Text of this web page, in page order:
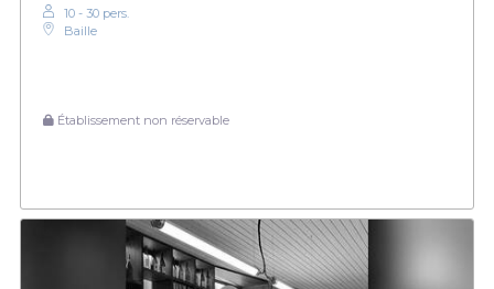
10 - 30 pers.
Baille
Établissement non réservable